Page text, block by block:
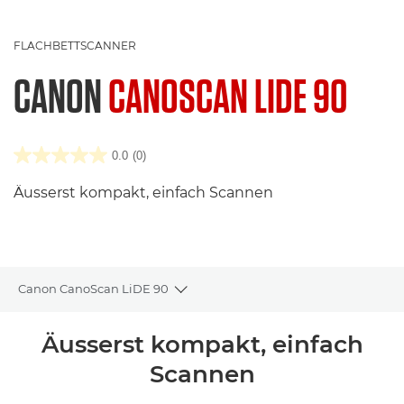
FLACHBETTSCANNER
CANONCANOSCAN LIDE 90
0.0 (0)
Äusserst kompakt, einfach Scannen
Canon CanoScan LiDE 90
Toggle breadcrumbs
Übersicht
Äusserst kompakt, einfach
Scannen